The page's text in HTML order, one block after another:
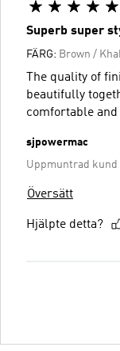
Superb super
FÄRG: Brown /
The quality of
beautifully
comfortable
sjpowermac
Uppmuntrad kund
Översätt
Hjälpte detta?